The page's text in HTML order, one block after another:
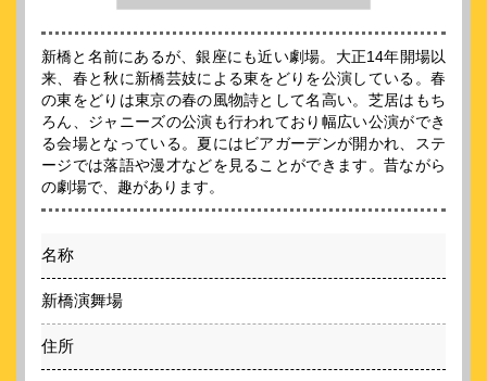
新橋と名前にあるが、銀座にも近い劇場。大正14年開場以
来、春と秋に新橋芸妓による東をどりを公演している。春
の東をどりは東京の春の風物詩として名高い。芝居はもち
ろん、ジャニーズの公演も行われており幅広い公演ができ
る会場となっている。夏にはビアガーデンが開かれ、ステ
ージでは落語や漫才などを見ることができます。昔ながら
の劇場で、趣があります。
名称
新橋演舞場
住所